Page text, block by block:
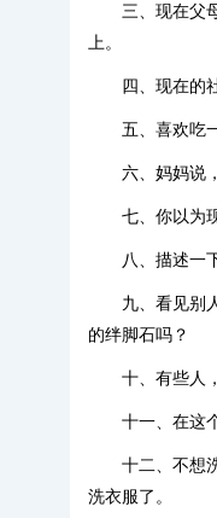
三、现在父
上。
四、现在的
五、喜欢吃
六、妈妈说
七、你以为
八、描述一
九、看见别
的绊脚石吗？
十、有些人
十一、在这
十二、不想
洗衣服了。